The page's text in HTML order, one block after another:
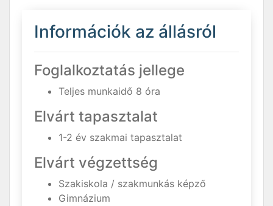
Információk az állásról
Foglalkoztatás jellege
Teljes munkaidő 8 óra
Elvárt tapasztalat
1-2 év szakmai tapasztalat
Elvárt végzettség
Szakiskola / szakmunkás képző
Gimnázium